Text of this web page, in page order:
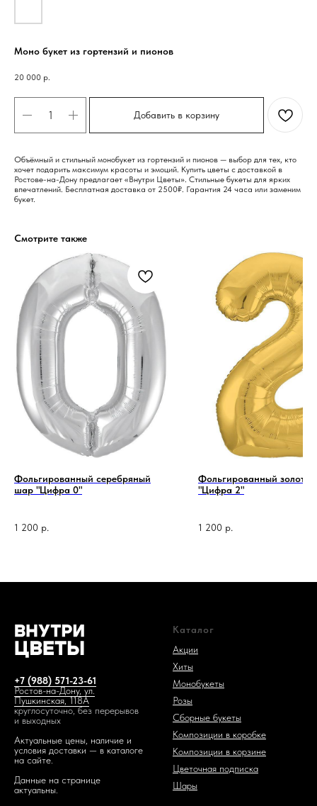
Моно букет из гортензий и пионов
20 000 р.
Добавить в корзину
Объёмный и стильный монобукет из гортензий и пионов — выбор для тех, кто
хочет подарить максимум красоты и эмоций. Купить цветы с доставкой в
Ростове-на-Дону предлагает «Внутри Цветы». Стильные букеты для ярких
впечатлений. Бесплатная доставка от 2500₽. Гарантия 24 часа или заменим
букет.
Смотрите также
Фольгированный серебряный
шар "Цифра 0"
1 200 р.
Фольгированный
"Цифра 2"
1 200 р.
+7 (988) 571-23-61
Ростов-на-Дону, ул.
Пушкинская, 118А
круглосуточно, без перерывов
и выходных
Актуальные цены, наличие и
условия доставки — в каталоге
на сайте.
Данные на странице
актуальны.
Каталог
Акции
Хиты
Монобукеты
Розы
Сборные букеты
Композиции в коробке
Композиции в корзине
Цветочная подписка
Шары
1 код —